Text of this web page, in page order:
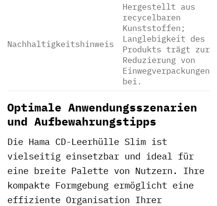
Nachhaltigkeitshinweis
Hergestellt aus
recycelbaren
Kunststoffen;
Langlebigkeit des
Produkts trägt zur
Reduzierung von
Einwegverpackungen
bei.
Optimale Anwendungsszenarien
und Aufbewahrungstipps
Die Hama CD-Leerhülle Slim ist
vielseitig einsetzbar und ideal für
eine breite Palette von Nutzern. Ihre
kompakte Formgebung ermöglicht eine
effiziente Organisation Ihrer